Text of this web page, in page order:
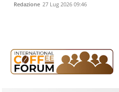
Redazione 27 Lug 2026 09:46